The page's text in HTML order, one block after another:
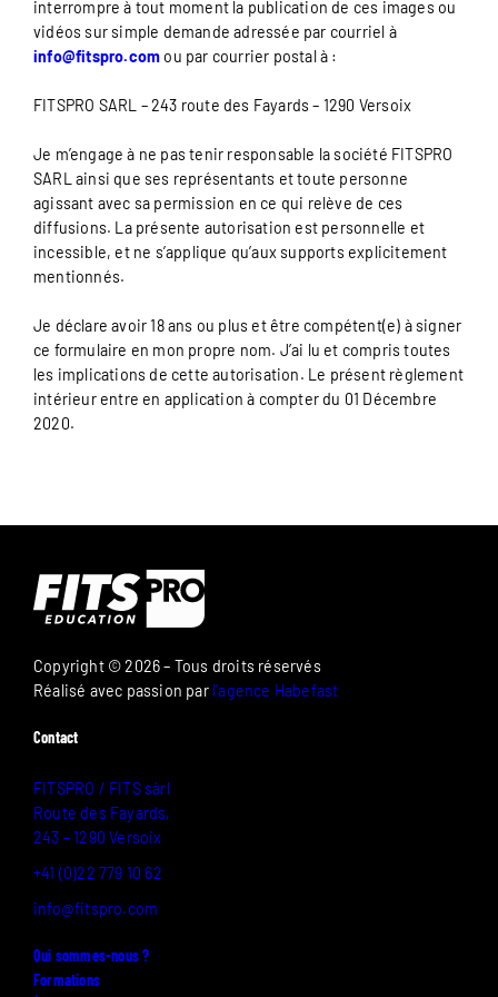
interrompre à tout moment la publication de ces images ou
vidéos sur simple demande adressée par courriel à
info@fitspro.com ou par courrier postal à :
FITSPRO SARL – 243 route des Fayards – 1290 Versoix
Je m’engage à ne pas tenir responsable la société FITSPRO
SARL ainsi que ses représentants et toute personne
agissant avec sa permission en ce qui relève de ces
diffusions. La présente autorisation est personnelle et
incessible, et ne s’applique qu’aux supports explicitement
mentionnés.
Je déclare avoir 18 ans ou plus et être compétent(e) à signer
ce formulaire en mon propre nom. J’ai lu et compris toutes
les implications de cette autorisation. Le présent règlement
intérieur entre en application à compter du 01 Décembre
2020.
Copyright © 2026 – Tous droits réservés
Réalisé avec passion par l’agence Habefast
Contact
FITSPRO / FITS sàrl
Route des Fayards,
243 – 1290 Versoix
+41 (0)22 779 10 62
info@fitspro.com
Qui sommes-nous ?
Formations